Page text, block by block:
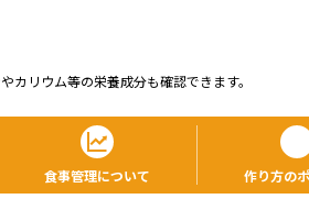
カリウム等の栄養成分も確認できます。
食事管理について 作り方の